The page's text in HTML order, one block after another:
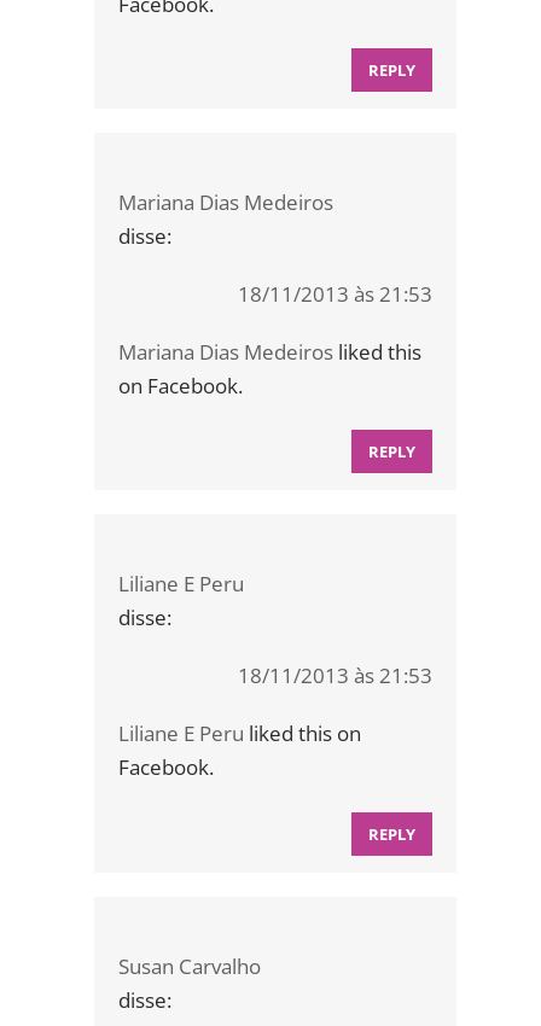
REPLY
Mariana Dias Medeiros
disse:
18/11/2013 às 21:53
Mariana Dias Medeiros liked this
on Facebook.
REPLY
Liliane E Peru
disse:
18/11/2013 às 21:53
Liliane E Peru liked this on
Facebook.
REPLY
Susan Carvalho
disse: